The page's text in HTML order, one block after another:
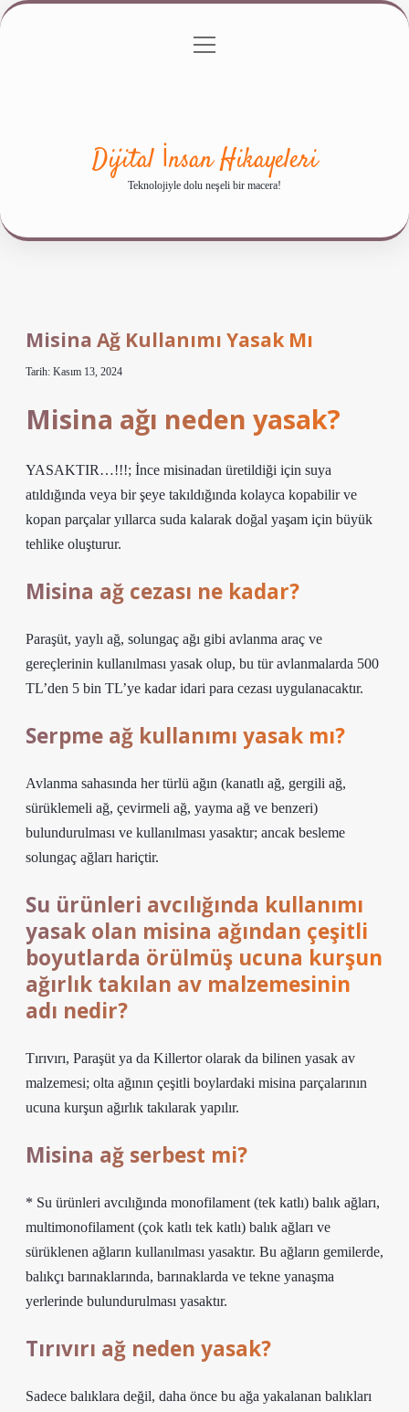
Gizlilik Politikası
menüyü
Dijital İnsan Hikayeleri
Teknolojiyle dolu neşeli bir macera!
Misina Ağ Kullanımı Yasak Mı
Tarih: Kasım 13, 2024
Misina ağı neden yasak?
YASAKTIR…!!!; İnce misinadan üretildiği için suya
atıldığında veya bir şeye takıldığında kolayca kopabilir ve
kopan parçalar yıllarca suda kalarak doğal yaşam için büyük
tehlike oluşturur.
Misina ağ cezası ne kadar?
Paraşüt, yaylı ağ, solungaç ağı gibi avlanma araç ve
gereçlerinin kullanılması yasak olup, bu tür avlanmalarda 500
TL’den 5 bin TL’ye kadar idari para cezası uygulanacaktır.
Serpme ağ kullanımı yasak mı?
Avlanma sahasında her türlü ağın (kanatlı ağ, gergili ağ,
sürüklemeli ağ, çevirmeli ağ, yayma ağ ve benzeri)
bulundurulması ve kullanılması yasaktır; ancak besleme
solungaç ağları hariçtir.
Su ürünleri avcılığında kullanımı
yasak olan misina ağından çeşitli
boyutlarda örülmüş ucuna kurşun
ağırlık takılan av malzemesinin
adı nedir?
Tırıvırı, Paraşüt ya da Killertor olarak da bilinen yasak av
malzemesi; olta ağının çeşitli boylardaki misina parçalarının
ucuna kurşun ağırlık takılarak yapılır.
Misina ağ serbest mi?
* Su ürünleri avcılığında monofilament (tek katlı) balık ağları,
multimonofilament (çok katlı tek katlı) balık ağları ve
sürüklenen ağların kullanılması yasaktır. Bu ağların gemilerde,
balıkçı barınaklarında, barınaklarda ve tekne yanaşma
yerlerinde bulundurulması yasaktır.
Tırıvırı ağ neden yasak?
Sadece balıklara değil, daha önce bu ağa yakalanan balıkları